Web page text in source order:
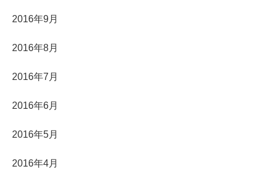
2016年9月
2016年8月
2016年7月
2016年6月
2016年5月
2016年4月